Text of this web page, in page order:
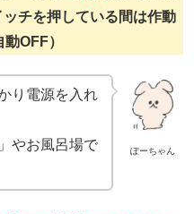
チを押している間は作動
OFF）
ぽーちゃん
り電源を入れ
やお風呂場で